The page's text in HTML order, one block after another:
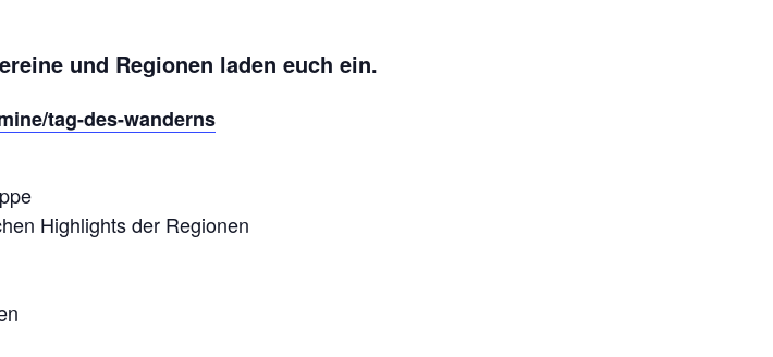
und Regionen laden euch ein.
tag-des-wanderns
Highlights der Regionen